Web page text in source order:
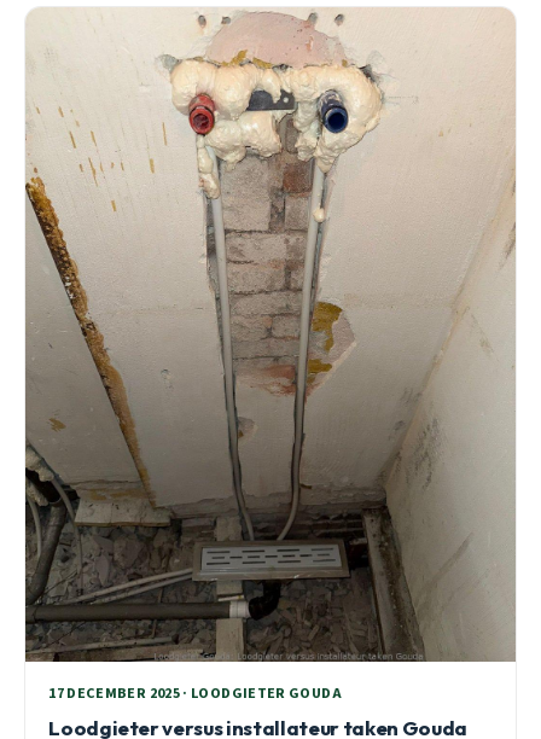
17 DECEMBER 2025 · LOODGIETER GOUDA
Loodgieter versus installateur taken Gouda